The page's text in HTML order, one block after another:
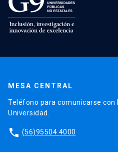
MESA CENTRAL
Teléfono para comunicarse con
Universidad.
phone (56)95504 4000